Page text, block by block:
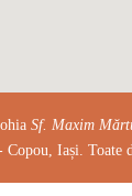
Sf. Maxim
Copou, Iași. Toate